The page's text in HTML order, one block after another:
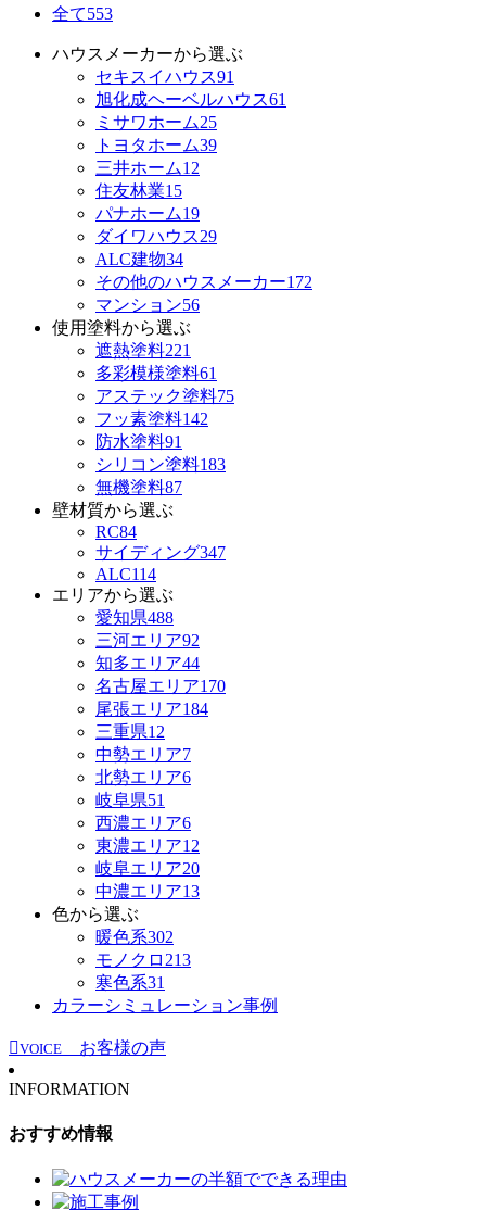
全て553
ハウスメーカーから選ぶ
セキスイハウス91
旭化成ヘーベルハウス61
ミサワホーム25
トヨタホーム39
三井ホーム12
住友林業15
パナホーム19
ダイワハウス29
ALC建物34
その他のハウスメーカー172
マンション56
使用塗料から選ぶ
遮熱塗料221
多彩模様塗料61
アステック塗料75
フッ素塗料142
防水塗料91
シリコン塗料183
無機塗料87
壁材質から選ぶ
RC84
サイディング347
ALC114
エリアから選ぶ
愛知県488
三河エリア92
知多エリア44
名古屋エリア170
尾張エリア184
三重県12
中勢エリア7
北勢エリア6
岐阜県51
西濃エリア6
東濃エリア12
岐阜エリア20
中濃エリア13
色から選ぶ
暖色系302
モノクロ213
寒色系31
カラーシミュレーション事例
VOICE お客様の声
INFORMATION
おすすめ情報